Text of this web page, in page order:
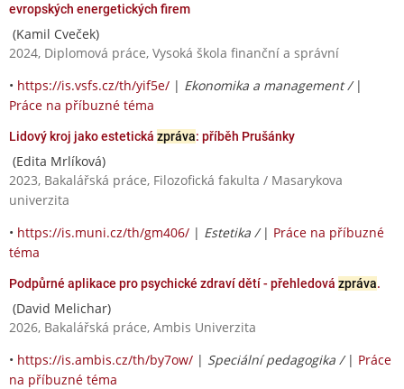
evropských energetických firem
(Kamil Cveček)
2024, Diplomová práce, Vysoká škola finanční a správní
• https://is.vsfs.cz/th/yif5e/ | Ekonomika a management / |
Práce na příbuzné téma
Lidový kroj jako estetická zpráva: příběh Prušánky
(Edita Mrlíková)
2023, Bakalářská práce, Filozofická fakulta / Masarykova
univerzita
• https://is.muni.cz/th/gm406/ | Estetika / | Práce na příbuzné
téma
Podpůrné aplikace pro psychické zdraví dětí - přehledová zpráva.
(David Melichar)
2026, Bakalářská práce, Ambis Univerzita
• https://is.ambis.cz/th/by7ow/ | Speciální pedagogika / | Práce
na příbuzné téma